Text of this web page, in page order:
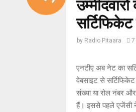
by Radio Pitaara 7
एनटीए अब नेट का
वेबसाइट से
संख्या या रोल नंबर
हैं। इससे पहले एजेंसी ने